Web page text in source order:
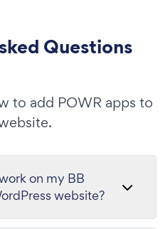
Questions
to add POWR apps to
on my BB
website?